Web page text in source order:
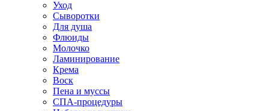
Уход
Сыворотки
Для душа
Флюиды
Молочко
Ламинирование
Крема
Воск
Пена и муссы
СПА-процедуры